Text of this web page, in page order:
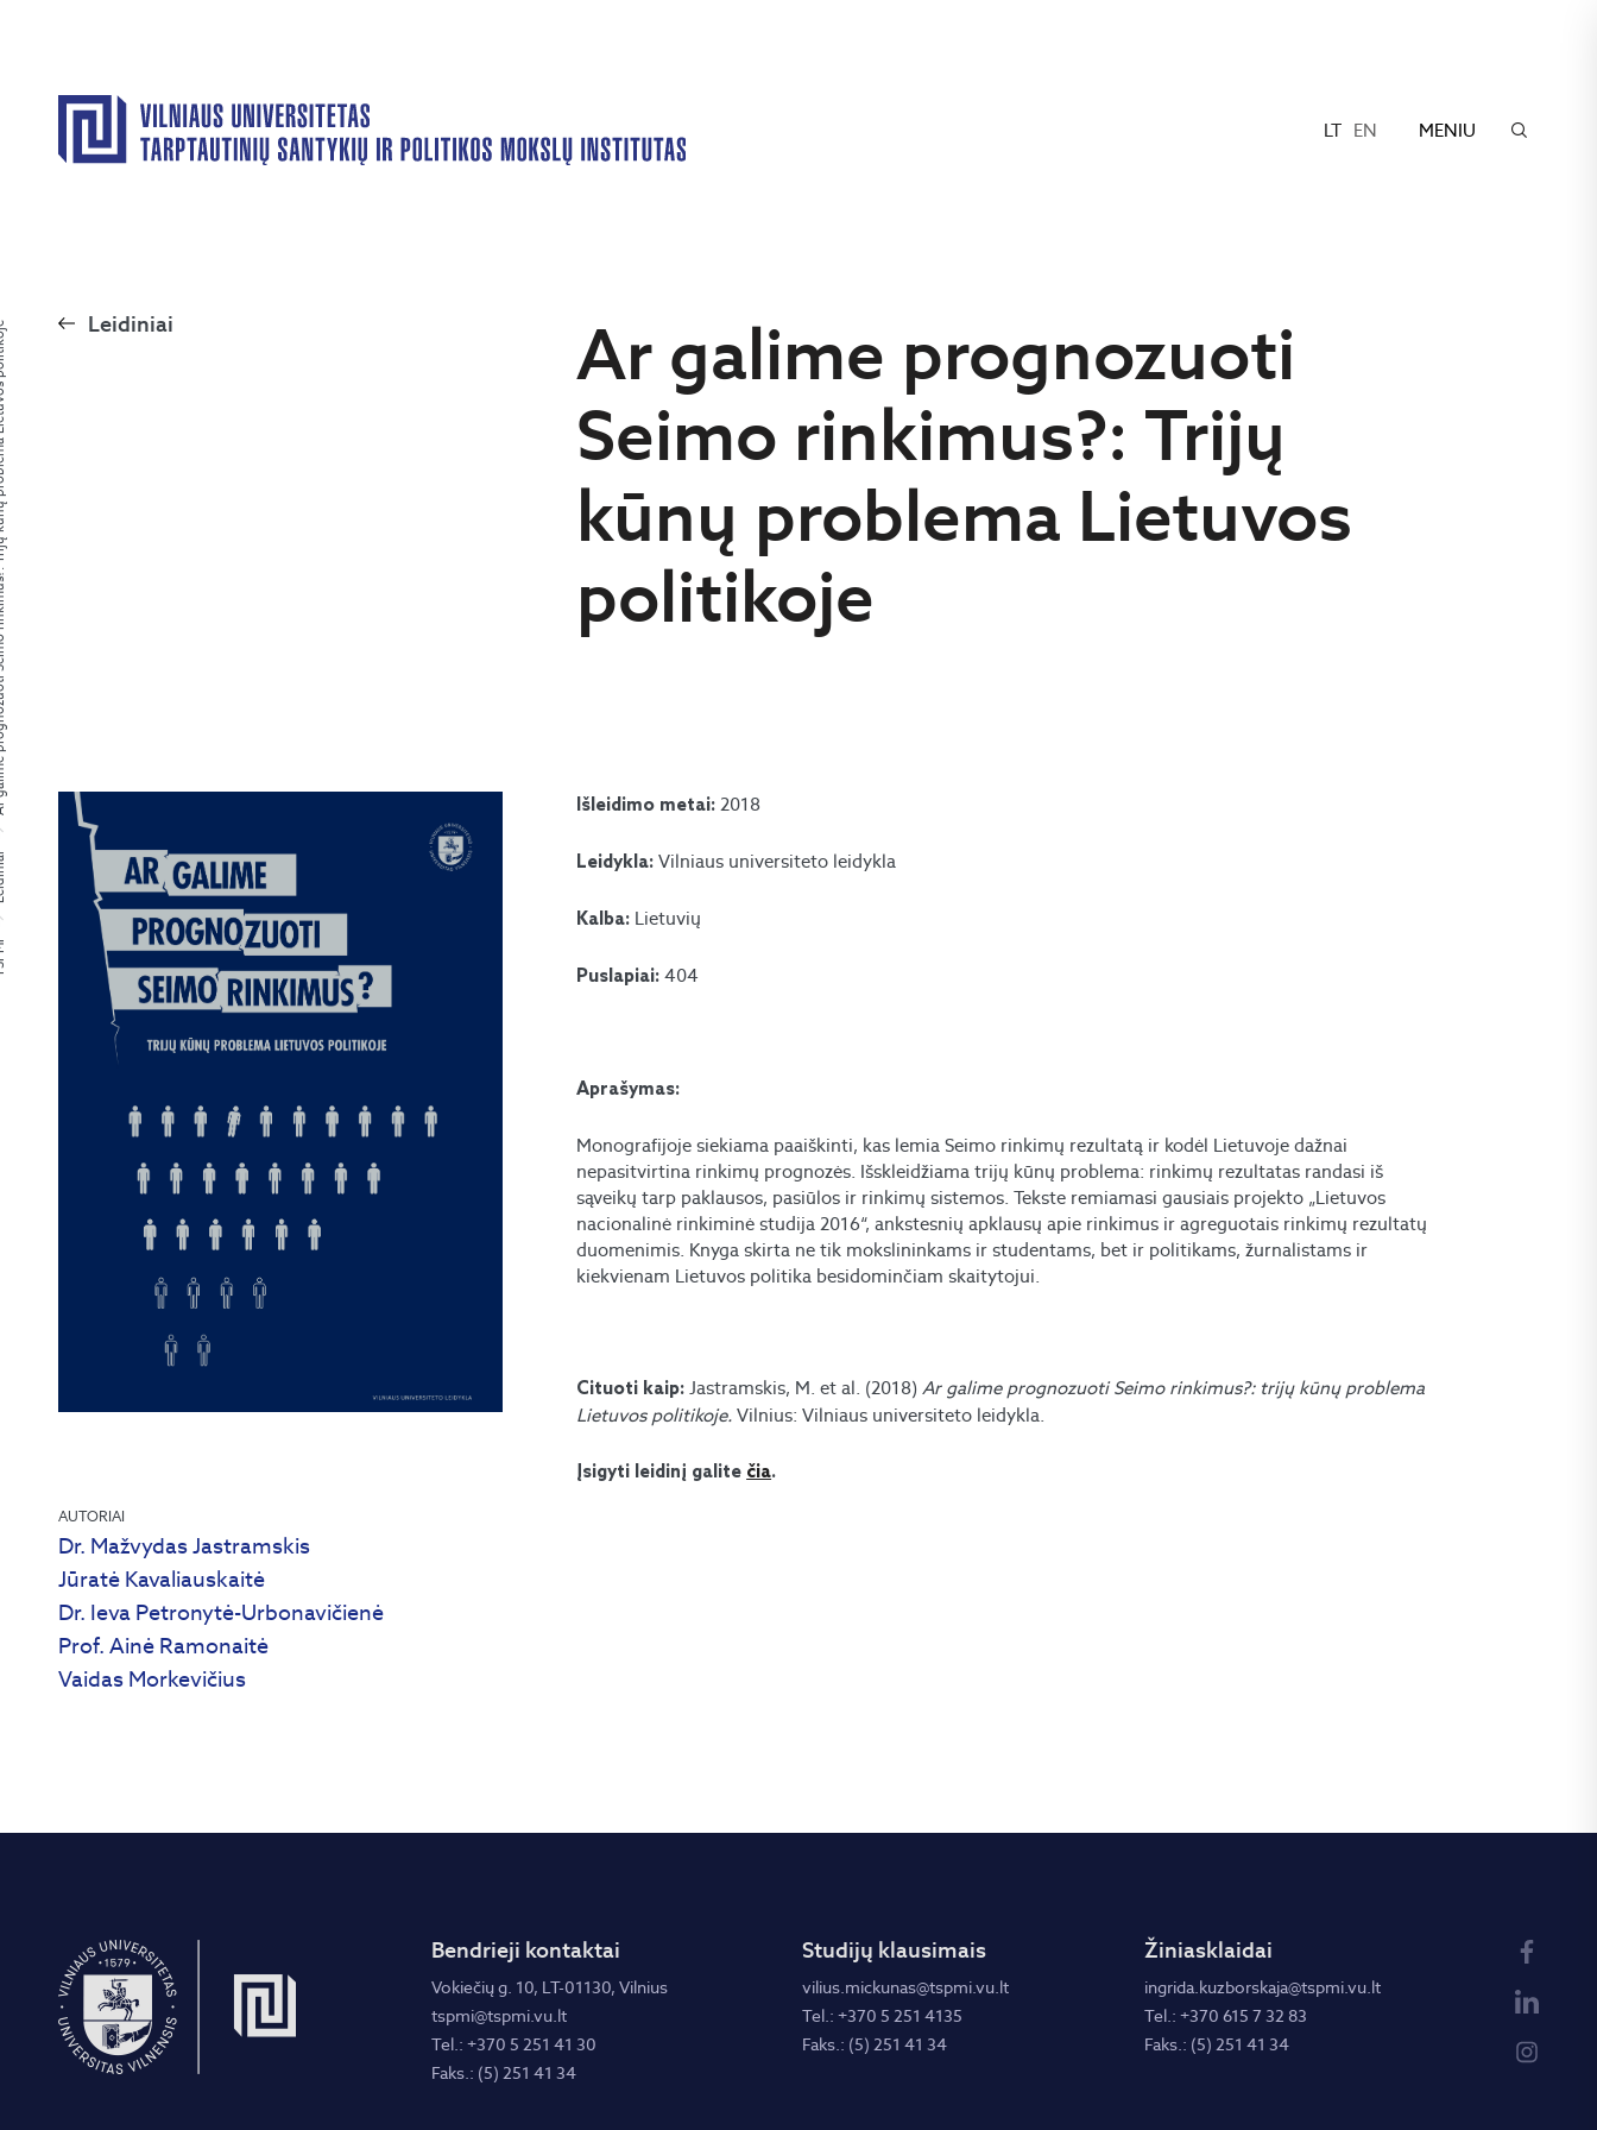
LT EN MENIU
Lietuvos politikoje Leidiniai
Ar galime prognozuoti
Seimo rinkimus?: Trijų
kūnų problema Lietuvos
politikoje
AUTORIAI
Dr. Mažvydas Jastramskis
Jūratė Kavaliauskaitė
Dr. Ieva Petronytė-Urbonavičienė
Prof. Ainė Ramonaitė
Vaidas Morkevičius
Išleidimo metai:2018
Leidykla:Vilniaus universiteto leidykla
Kalba: Lietuvių
Puslapiai:404
Aprašymas:
Monografijoje siekiama paaiškinti, kas lemia Seimo rinkimų rezultatą ir kodėl Lietuvoje dažnai
nepasitvirtina rinkimų prognozės. Išskleidžiama trijų kūnų problema: rinkimų rezultatas randasi iš
sąveikų tarp paklausos, pasiūlos ir rinkimų sistemos. Tekste remiamasi gausiais projekto „Lietuvos
nacionalinė rinkiminė studija 2016“, ankstesnių apklausų apie rinkimus ir agreguotais rinkimų rezultatų
duomenimis. Knyga skirta ne tik mokslininkams ir studentams, bet ir politikams, žurnalistams ir
kiekvienam Lietuvos politika besidominčiam skaitytojui.
Cituoti kaip:Jastramskis, M. et al. (2018)Ar galime prognozuoti Seimo rinkimus?: trijų kūnų problema
Lietuvos politikoje. Vilnius: Vilniaus universiteto leidykla.
Įsigyti leidinį galite čia.
Bendrieji kontaktai
Vokiečių g. 10, LT-01130, Vilnius
tspmi@tspmi.vu.lt
Tel.: +370 5 251 41 30
Faks.: (5) 251 41 34
Studijų klausimais
vilius.mickunas@tspmi.vu.lt
Tel.: +370 5 251 4135
Faks.: (5) 251 41 34
Žiniasklaidai
ingrida.kuzborskaja@tspmi.vu.lt
Tel.: +370 615 7 32 83
Faks.: (5) 251 41 34